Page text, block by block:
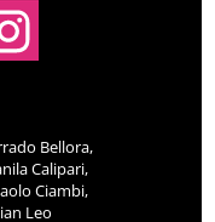
Bellora,
Calipari,
Ciambi,
Leo